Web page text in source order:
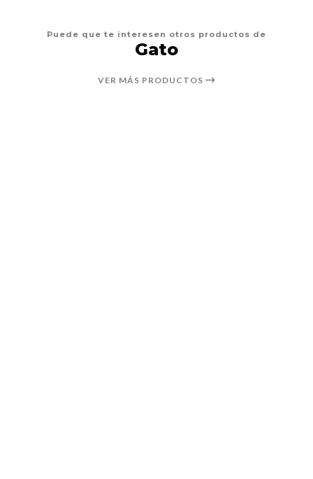
Puede que te interesen otros productos de
Gato
VER MÁS PRODUCTOS